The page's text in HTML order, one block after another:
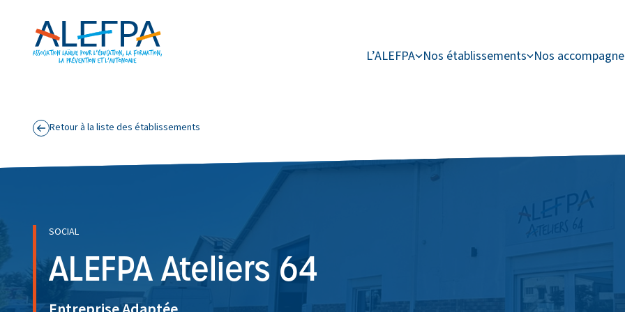
L’ALEFPA Nos établissements Nos
Retour à la liste des établissements
SOCIAL
ALEFPA Ateliers 64